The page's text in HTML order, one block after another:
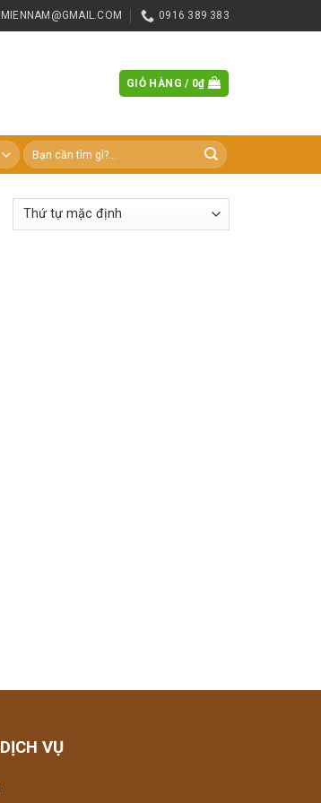
0916 389 383
GIỎ HÀNG / 0₫
Tìm
kiếm:
VỤ